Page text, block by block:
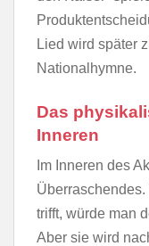
Lied wird später
Nationalhymne.
Das
Inneren
Im Inneren des
trifft, würde man
Aber sie wird